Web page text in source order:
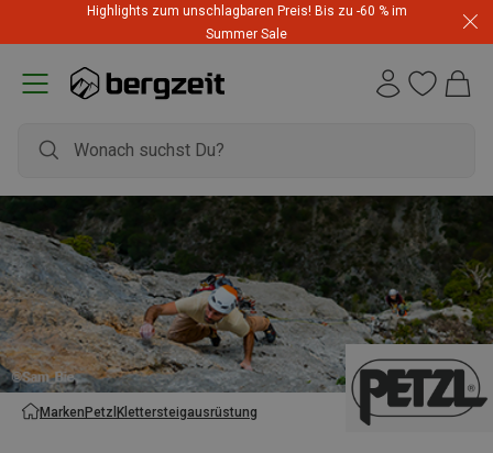
Highlights zum unschlagbaren Preis! Bis zu -60 % im
Summer Sale
MarkenPetzl Klettersteigausrüstung